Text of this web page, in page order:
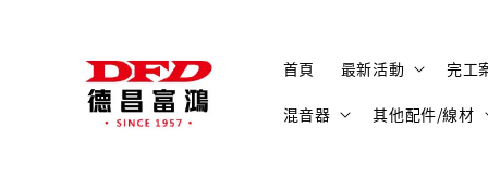
首頁 最新活動 完工
混音器 其他配件/線材